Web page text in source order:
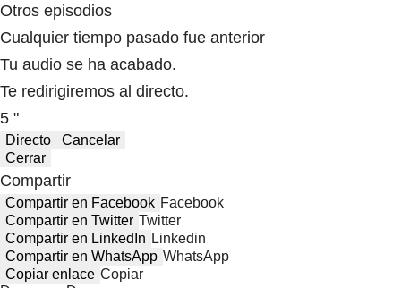
Otros episodios
Cualquier tiempo pasado fue anterior
Tu audio se ha acabado.
Te redirigiremos al directo.
5 "
Directo
Cancelar
Cerrar
Compartir
Compartir en Facebook Facebook
Compartir en Twitter Twitter
Compartir en LinkedIn Linkedin
Compartir en WhatsApp WhatsApp
Copiar enlace Copiar